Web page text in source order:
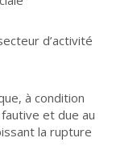
d’activité
à condition
et due au
la rupture